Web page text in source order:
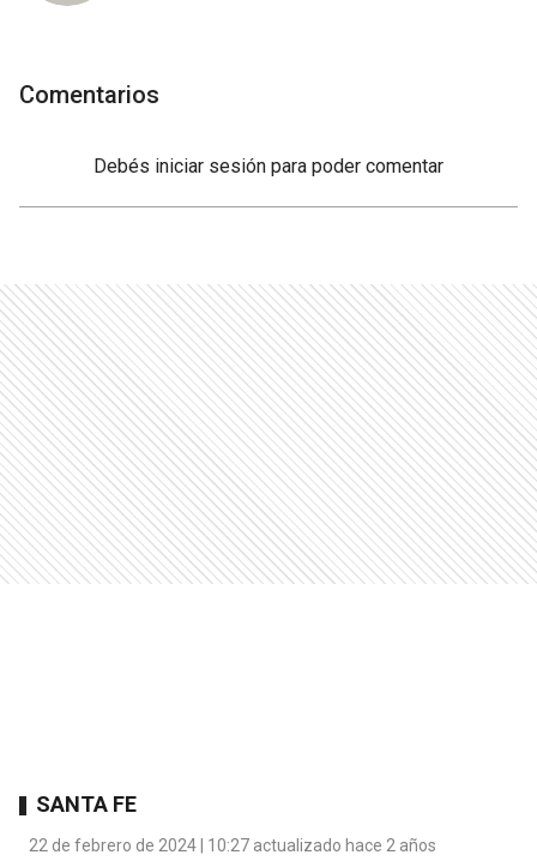
Comentarios
Debés iniciar sesión para poder comentar
SANTA FE
22 de febrero de 2024 | 10:27 actualizado hace 2 años